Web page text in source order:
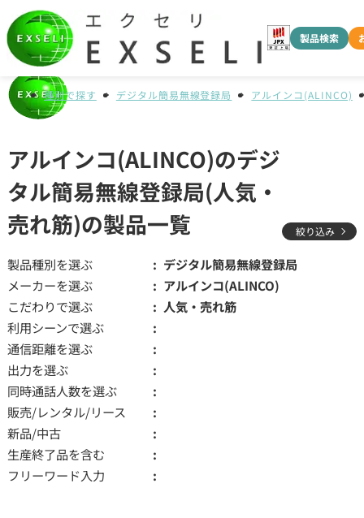
製品検索
種別で探す デジタル簡易無線登録局 アルインコ(ALINCO)
アルインコ(ALINCO)のデジ
タル簡易無線登録局(人気・
売れ筋)の製品一覧
絞り込み
製品種別を選ぶ
デジタル簡易無線登録局
メーカーを選ぶ
アルインコ(ALINCO)
こだわりで選ぶ
人気・売れ筋
利用シーンで選ぶ
通信距離を選ぶ
出力を選ぶ
同時通話人数を選ぶ
販売/レンタル/リース
新品/中古
生産終了品を含む
フリーワード入力